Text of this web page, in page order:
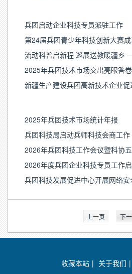
兵团启动企业科技专员派驻工作
第24届兵团青少年科技创新大赛
2025年兵团技术市场交出亮眼答卷
新疆生产建设兵团高新技术企业
2025年兵团技术市场统计年报
兵团科技局启动兵师科技会商工作
2026年兵团科技工作会议暨科协
2026年度兵团企业科技专员工作
兵团科技发展促进中心开展网络
上一页 下
收藏本站 | 关于我们 |